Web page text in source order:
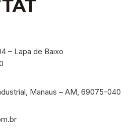
– Lapa de Baixo
Manaus – AM, 69075-040